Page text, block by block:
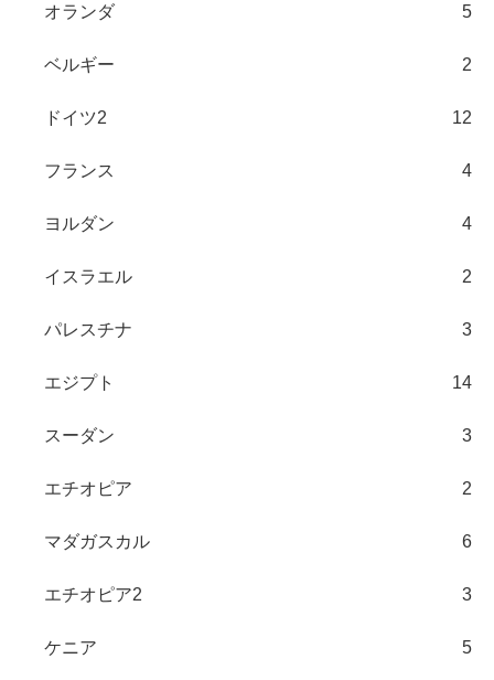
オランダ 5
ベルギー 2
ドイツ2 12
フランス 4
ヨルダン 4
イスラエル 2
パレスチナ 3
エジプト 14
スーダン 3
エチオピア 2
マダガスカル 6
エチオピア2 3
ケニア 5